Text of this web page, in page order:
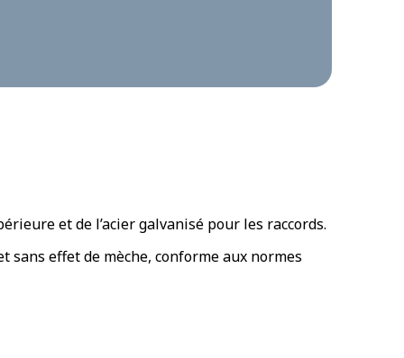
et de l’acier galvanisé pour les raccords.
effet de mèche, conforme aux normes